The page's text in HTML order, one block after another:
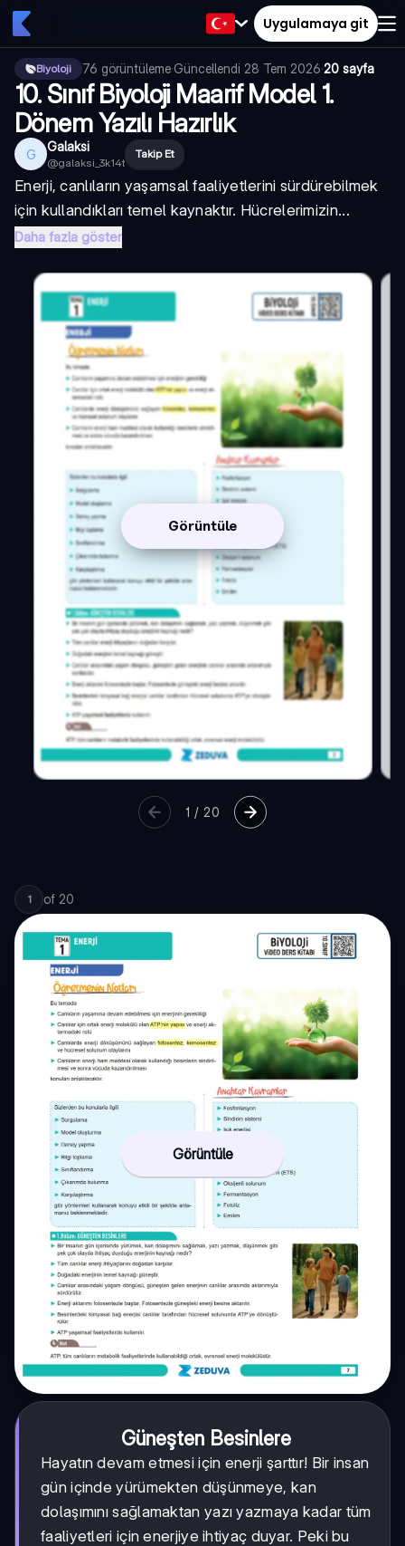
Uygulamaya git
Biyoloji 76 görüntüleme·Güncellendi 28 Tem 2026·20 sayfa
10. Sınıf Biyoloji Maarif Model 1.
Dönem Yazılı Hazırlık
G Galaksi
@galaksi_3k14t
Takip Et
Enerji, canlıların yaşamsal faaliyetlerini sürdürebilmek
için kullandıkları temel kaynaktır. Hücrelerimizin...
Daha fazla göster
Görüntüle
1 / 20
1 of 20
Görüntüle
Güneşten Besinlere
Hayatın devam etmesi için enerji şarttır! Bir insan
gün içinde yürümekten düşünmeye, kan
dolaşımını sağlamaktan yazı yazmaya kadar tüm
faaliyetleri için enerjiye ihtiyaç duyar. Peki bu